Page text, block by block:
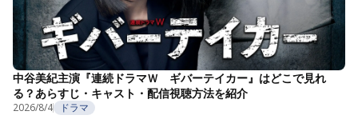
中谷美紀主演『連続ドラマＷ ギバーテイカー』はどこで見れ
る？あらすじ・キャスト・配信視聴方法を紹介
2026/8/4 ドラマ